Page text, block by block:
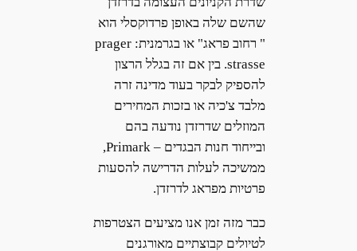
שהשם שלה באופן פרדוקסלי הוא
" רחוב פראג" או בגרמנית: prager
strasse. בין אם זה בגלל הרצון
להספיק לבקר בעוד מדינה זרה
מלבד צ'כיה או בזכות המחירים
המוזלים שדרזדן נודעה בהם
ובייחוד חנות הבגדים – Primark,
ממשיכה לעלות הדרישה להסעות
פרטיות מפראג לדרזדן.
כבר מזה זמן אנו מציעים הצטרפות
לטיולים קבוצתיים מאורגנים